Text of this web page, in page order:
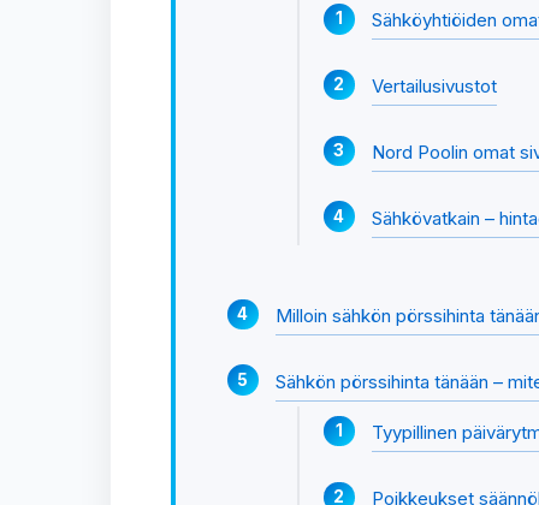
Sähköyhtiöiden
Vertailusivustot
Nord Poolin omat
Sähkövatkain –
Milloin sähkön pörssihinta
Sähkön pörssihinta tänään –
Tyypillinen
Poikkeukset